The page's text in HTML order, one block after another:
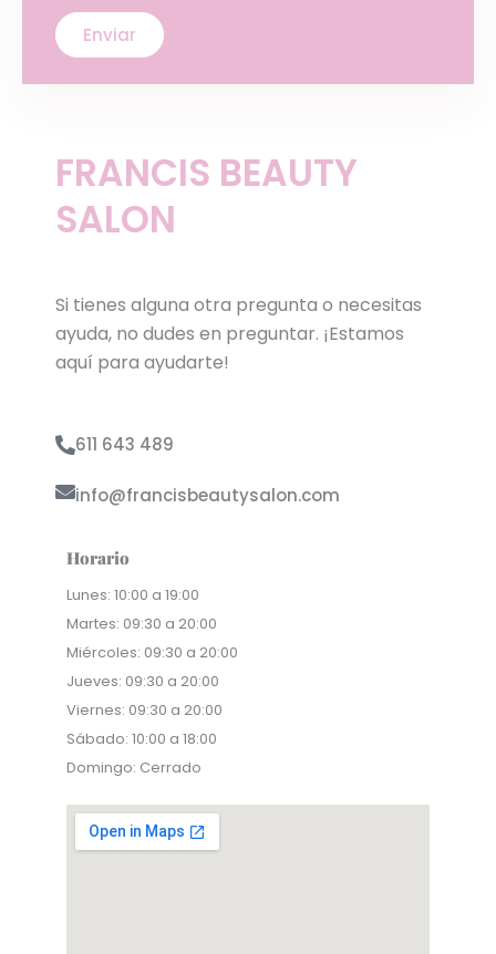
FRANCIS BEAUTY
SALON
Si tienes alguna otra pregunta o necesitas
ayuda, no dudes en preguntar. ¡Estamos
aquí para ayudarte!
611 643 489
info@francisbeautysalon.com
Horario
Lunes: 10:00 a 19:00
Martes: 09:30 a 20:00
Miércoles: 09:30 a 20:00
Jueves: 09:30 a 20:00
Viernes: 09:30 a 20:00
Sábado: 10:00 a 18:00
Domingo: Cerrado